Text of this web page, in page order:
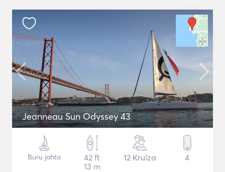
Jeanneau Sun Odyssey 43
Buru jahta
42 ft
13 m
12 Kruīza 4